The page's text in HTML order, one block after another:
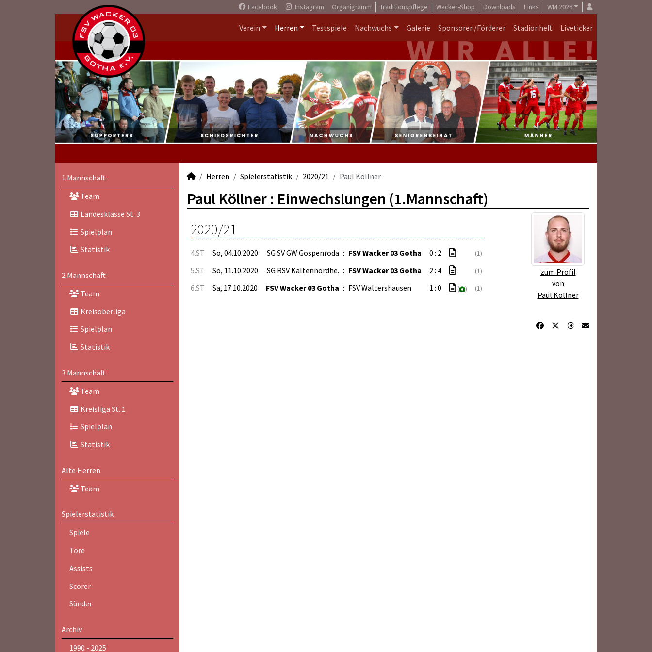
Facebook Instagram Organigramm Traditionspflege Wacker-Shop Downloads Links WM 2026
Verein Herren Testspiele Nachwuchs Galerie Sponsoren/Förderer Stadionheft Liveticker
1.Mannschaft
Team
Landesklasse St. 3
Spielplan
Statistik
2.Mannschaft
Team
Kreisoberliga
Spielplan
Statistik
3.Mannschaft
Team
Kreisliga St. 1
Spielplan
Statistik
Alte Herren
Team
Spielerstatistik
Spiele
Tore
Assists
Scorer
Sünder
Archiv
1990 - 2025
Herren Spielerstatistik 2020/21 Paul Köllner
Paul Köllner : Einwechslungen (1.Mannschaft)
zum Profil
von
Paul Köllner
2020/21
4.ST So, 04.10.2020 SG SV GW Gospenroda : FSV Wacker 03 Gotha 0 : 2 (1)
5.ST So, 11.10.2020 SG RSV Kaltennordhe. : FSV Wacker 03 Gotha 2 : 4 (1)
6.ST Sa, 17.10.2020 FSV Wacker 03 Gotha : FSV Waltershausen 1 : 0 ( ) (1)